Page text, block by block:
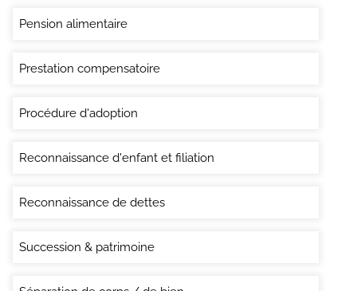
Pension alimentaire
Prestation compensatoire
Procédure d'adoption
Reconnaissance d'enfant et filiation
Reconnaissance de dettes
Succession & patrimoine